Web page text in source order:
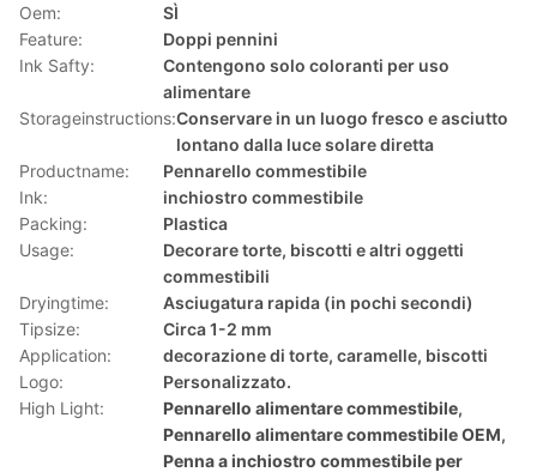
Oem:
SÌ
Feature:
Doppi pennini
Ink Safty:
Contengono solo coloranti per uso
alimentare
Storageinstructions:Conservare in un luogo fresco e asciutto
lontano dalla luce solare diretta
Productname:
Pennarello commestibile
Ink:
inchiostro commestibile
Packing:
Plastica
Usage:
Decorare torte, biscotti e altri oggetti
commestibili
Dryingtime:
Asciugatura rapida (in pochi secondi)
Tipsize:
Circa 1-2 mm
Application:
decorazione di torte, caramelle, biscotti
Logo:
Personalizzato.
High Light:
Pennarello alimentare commestibile,
Pennarello alimentare commestibile OEM,
Penna a inchiostro commestibile per